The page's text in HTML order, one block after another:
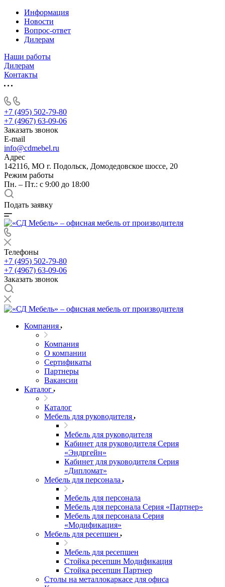
Информация
Новости
Вопрос-ответ
Дилерам
Наши работы
Дилерам
Контакты
+7 (495) 502-79-80
+7 (4967) 63-09-06
Заказать звонок
E-mail
info@cdmebel.ru
Адрес
142116, МО г. Подольск, Домодедовское шоссе, 20
Режим работы
Пн. – Пт.: с 9:00 до 18:00
Подать заявку
Телефоны
+7 (495) 502-79-80
+7 (4967) 63-09-06
Заказать звонок
Компания
Компания
О компании
Сертификаты
Партнеры
Вакансии
Каталог
Каталог
Мебель для руководителя
Мебель для руководителя
Кабинет для руководителя Серия
«Эндргейн»
Кабинет для руководителя Серия
«Дипломат»
Мебель для персонала
Мебель для персонала
Мебель для персонала Серия «Партнер»
Мебель для персонала Серия
«Модификация»
Мебель для ресепшен
Мебель для ресепшен
Стойка ресепшн Модификация
Стойка ресепшн Партнер
Столы на металлокаркасе для офиса